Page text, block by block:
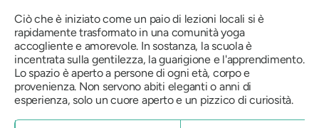
Ciò che è iniziato come un paio di lezioni locali si è
rapidamente trasformato in una comunità yoga
accogliente e amorevole. In sostanza, la scuola è
incentrata sulla gentilezza, la guarigione e l'apprendimento.
Lo spazio è aperto a persone di ogni età, corpo e
provenienza. Non servono abiti eleganti o anni di
esperienza, solo un cuore aperto e un pizzico di curiosità.